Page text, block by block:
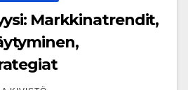
Markkinatrendit,